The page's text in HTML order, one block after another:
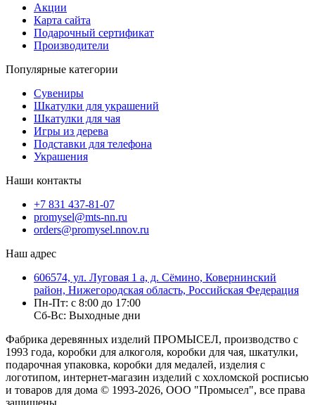
Акции
Карта сайта
Подарочный сертификат
Производители
Популярные категории
Сувениры
Шкатулки для украшений
Шкатулки для чая
Игры из дерева
Подставки для телефона
Украшения
Наши контакты
+7 831 437-81-07
promysel@mts-nn.ru
orders@promysel.nnov.ru
Наш адрес
606574, ул. Луговая 1 а, д. Сёмино, Ковернинский
район, Нижегородская область, Российская Федерация
Пн-Пт: с 8:00 до 17:00
Сб-Вс: Выходные дни
Фабрика деревянных изделий ПРОМЫСЕЛ, производство с
1993 года, коробки для алкоголя, коробки для чая, шкатулки,
подарочная упаковка, коробки для медалей, изделия с
логотипом, интернет-магазин изделий с хохломской росписью
и товаров для дома © 1993-2026, ООО "Промысел", все права
защищены